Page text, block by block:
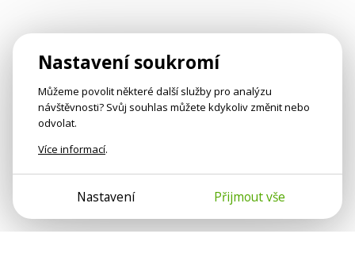
Nastavení soukromí
Můžeme povolit některé další služby pro analýzu
návštěvnosti? Svůj souhlas můžete kdykoliv změnit nebo
odvolat.
Více informací.
Nastavení Přijmout vše